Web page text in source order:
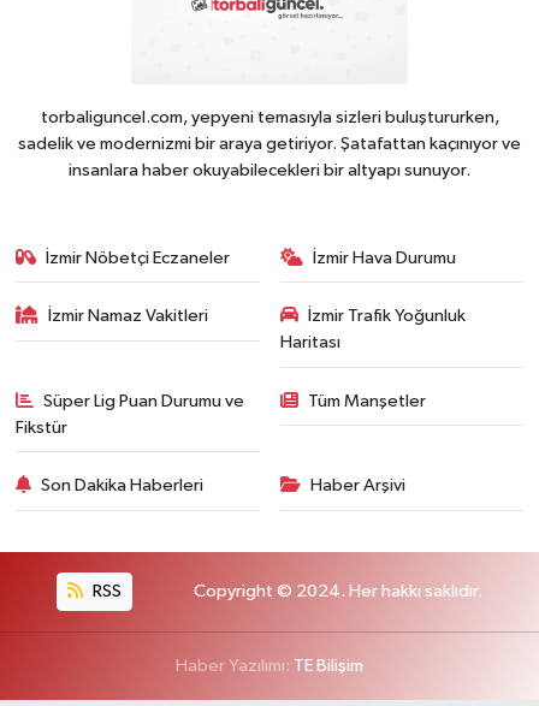
torbaliguncel.com, yepyeni temasıyla sizleri buluştururken,
sadelik ve modernizmi bir araya getiriyor. Şatafattan kaçınıyor ve
insanlara haber okuyabilecekleri bir altyapı sunuyor.
İzmir Nöbetçi Eczaneler İzmir Hava Durumu
İzmir Namaz Vakitleri
İzmir Trafik Yoğunluk
Haritası
Süper Lig Puan Durumu ve
Fikstür
Tüm Manşetler
Son Dakika Haberleri Haber Arşivi
RSS Copyright © 2024. Her hakkı saklıdır.
Haber Yazılımı: TE Bilişim